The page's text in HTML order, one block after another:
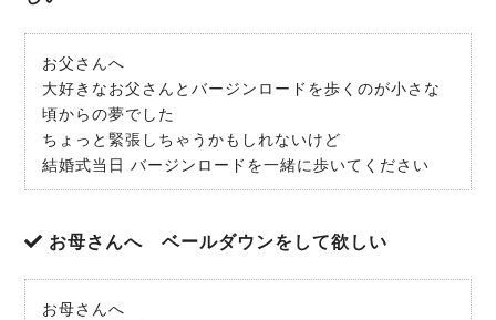
お父さんへ
大好きなお父さんとバージンロードを歩くのが小さな
頃からの夢でした
ちょっと緊張しちゃうかもしれないけど
結婚式当日 バージンロードを一緒に歩いてください
お母さんへ ベールダウンをして欲しい
お母さんへ